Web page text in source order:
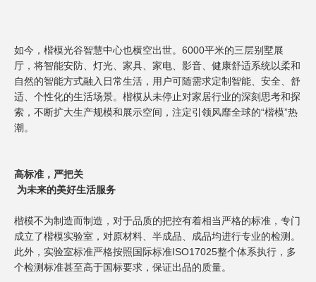
如今，楷模光谷智慧中心也横空出世。6000平米的三层别墅展
厅，将智能安防、灯光、家具、家电、影音、健康舒适系统以柔和
自然的智能方式融入日常生活，用户可随需求定制智能、安全、舒
适、个性化的生活场景。楷模从未停止对家居行业的深刻思考和探
索，不断扩大生产规模和展示空间，注定引领风靡全球的“楷模”热
潮。
高标准，严把关
为未来的美好生活服务
楷模不为制造而制造，对于品质的把控有着相当严格的标准，专门
成立了楷模实验室，对原材料、半成品、成品均进行专业的检测。
此外，实验室标准严格按照国际标准ISO17025整个体系执行，多
个检测标准甚至高于国标要求，保证出品的质量。